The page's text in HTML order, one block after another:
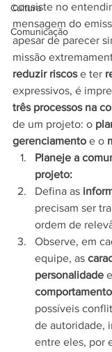
Cultura
Comunicação
consiste no
mensagem do
apesar de parecer
missão
reduzir riscos e ter
expressivos, é
três processos na
de um projeto: o
gerenciamento e o
Planeje a
projeto:
Defina as
precisam ser
ordem de
Observe, em
equipe, as
personalidade
comportamento
possíveis
de autoridade,
entre eles, por